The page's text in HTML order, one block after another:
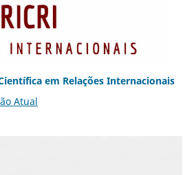
em Relações Internacionais
Atual